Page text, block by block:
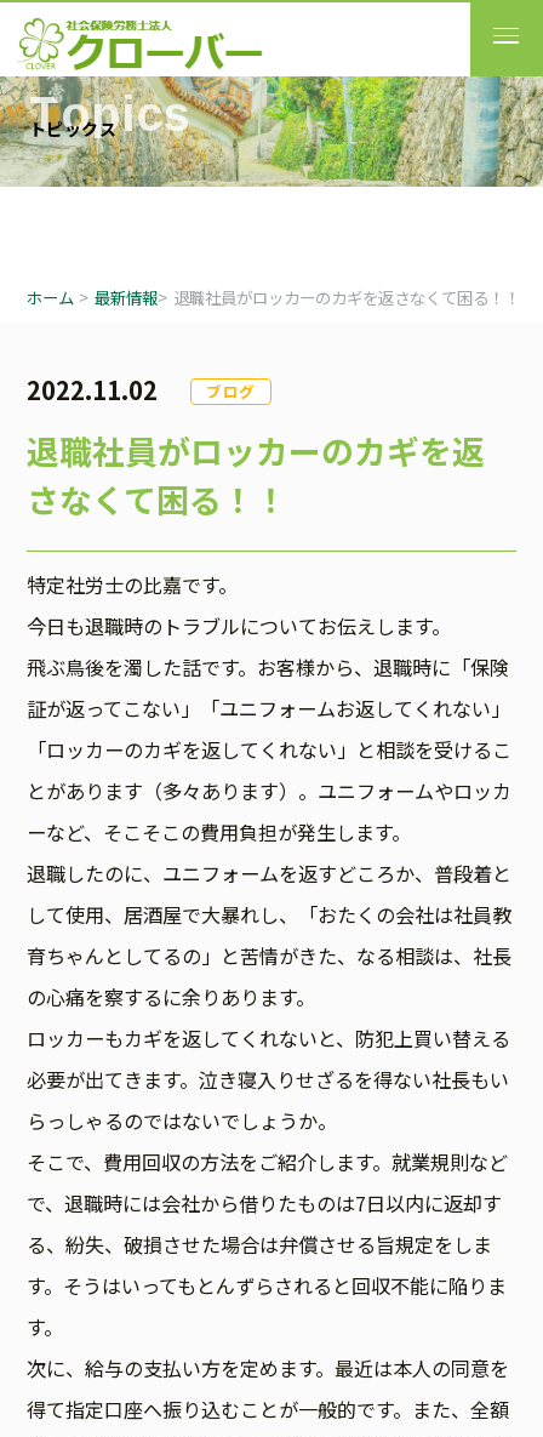
Topics
トピックス
ホーム > 最新情報> 退職社員がロッカーのカギを返さなくて困る！！
退職社員がロッカーのカギを返
さなくて困る！！
2022.11.02 ブログ
特定社労士の比嘉です。
今日も退職時のトラブルについてお伝えします。
飛ぶ鳥後を濁した話です。お客様から、退職時に「保険
証が返ってこない」「ユニフォームお返してくれない」
「ロッカーのカギを返してくれない」と相談を受けるこ
とがあります（多々あります）。ユニフォームやロッカ
ーなど、そこそこの費用負担が発生します。
退職したのに、ユニフォームを返すどころか、普段着と
して使用、居酒屋で大暴れし、「おたくの会社は社員教
育ちゃんとしてるの」と苦情がきた、なる相談は、社長
の心痛を察するに余りあります。
ロッカーもカギを返してくれないと、防犯上買い替える
必要が出てきます。泣き寝入りせざるを得ない社長もい
らっしゃるのではないでしょうか。
そこで、費用回収の方法をご紹介します。就業規則など
で、退職時には会社から借りたものは7日以内に返却す
る、紛失、破損させた場合は弁償させる旨規定をしま
す。そうはいってもとんずらされると回収不能に陥りま
す。
次に、給与の支払い方を定めます。最近は本人の同意を
得て指定口座へ振り込むことが一般的です。また、全額